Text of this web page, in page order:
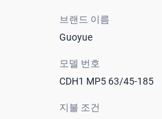
브랜드 이름
Guoyue
모델 번호
CDH1 MP5 63/45-185
지불 조건